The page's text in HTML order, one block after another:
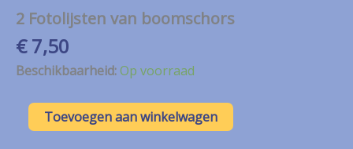
2 Fotolijsten van boomschors
€7,50
Beschikbaarheid:Op voorraad
FotolijstenToevoegen aan winkelwagen